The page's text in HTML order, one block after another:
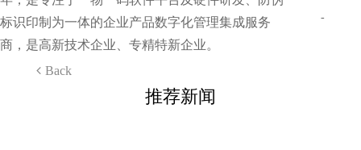
标识印制为一体的企业产品数字化管理集成服务
商，是高新技术企业、专精特新企业。
Back
-
推荐新闻